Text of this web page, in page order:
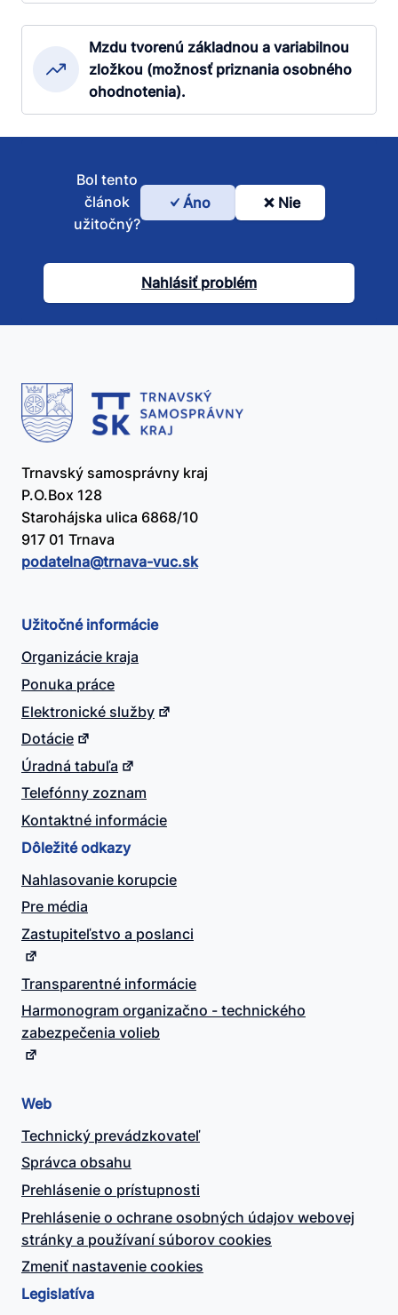
Mzdu tvorenú základnou a variabilnou
zložkou (možnosť priznania osobného
ohodnotenia).
Bol
článok
užitočný?
Bol tento
článok
užitočný?
Áno Nie
Nahlásiť problém
Trnavský samosprávny kraj
P.O.Box 128
Starohájska ulica 6868/10
917 01 Trnava
podatelna@​trnava-vuc.sk
Užitočné informácie
Organizácie kraja
Ponuka práce
Elektronické služby
Dotácie
Úradná tabuľa
Telefónny zoznam
Kontaktné informácie
Dôležité odkazy
Nahlasovanie korupcie
Pre média
Zastupiteľstvo a poslanci
Transparentné informácie
Harmonogram organizačno - technického
zabezpečenia volieb
Web
Technický prevádzkovateľ
Správca obsahu
Prehlásenie o prístupnosti
Prehlásenie o ochrane osobných údajov webovej
stránky a používaní súborov cookies
Zmeniť nastavenie cookies
Legislatíva